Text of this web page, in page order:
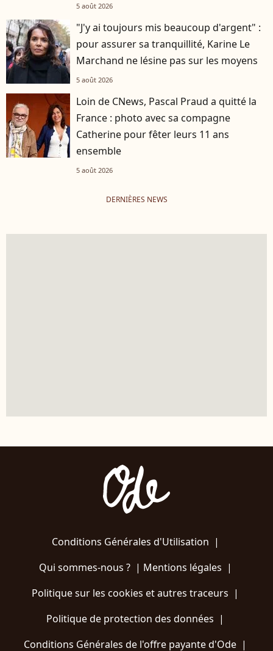
5 août 2026
"J'y ai toujours mis beaucoup d'argent" :
pour assurer sa tranquillité, Karine Le
Marchand ne lésine pas sur les moyens
5 août 2026
Loin de CNews, Pascal Praud a quitté la
France : photo avec sa compagne
Catherine pour fêter leurs 11 ans
ensemble
5 août 2026
DERNIÈRES NEWS
Conditions Générales d'Utilisation |
Qui sommes-nous ?| Mentions légales |
Politique sur les cookies et autres traceurs |
Politique de protection des données |
Conditions Générales de l'offre payante d'Ode |